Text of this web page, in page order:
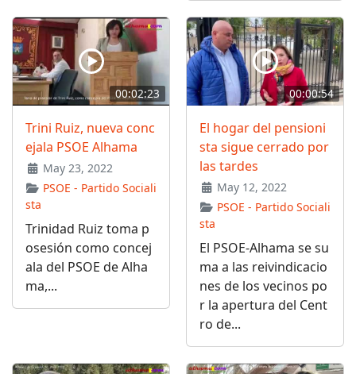
00:02:23
Trini Ruiz, nueva conc
ejala PSOE Alhama
May 23, 2022
PSOE - Partido Sociali
sta
Trinidad Ruiz toma p
osesión como concej
ala del PSOE de Alha
ma,...
00:00:54
El hogar del pensioni
sta sigue cerrado por
las tardes
May 12, 2022
PSOE - Partido Sociali
sta
El PSOE-Alhama se su
ma a las reivindicacio
nes de los vecinos po
r la apertura del Cent
ro de...